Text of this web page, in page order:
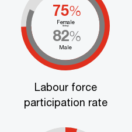
75%
Female
&nbsp;
82%
Male
Labour force
participation rate